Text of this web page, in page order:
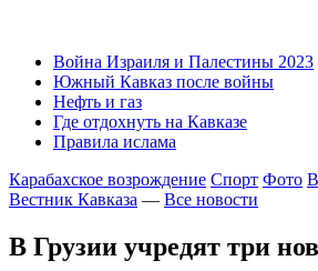
Война Израиля и Палестины 2023
Южный Кавказ после войны
Нефть и газ
Где отдохнуть на Кавказе
Правила ислама
Карабахское возрождение Спорт Фото
Вестник Кавказа — Все новости
В Грузии учредят три